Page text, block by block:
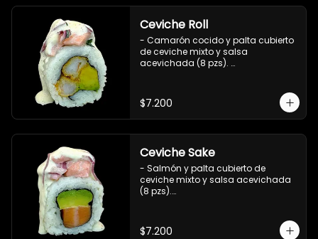
Ceviche Roll
- Camarón cocido y palta cubierto
de ceviche mixto y salsa
acevichada (8 pzs).
$7.200
Ceviche Sake
- Salmón y palta cubierto de
ceviche mixto y salsa acevichada
(8 pzs).
$7.200